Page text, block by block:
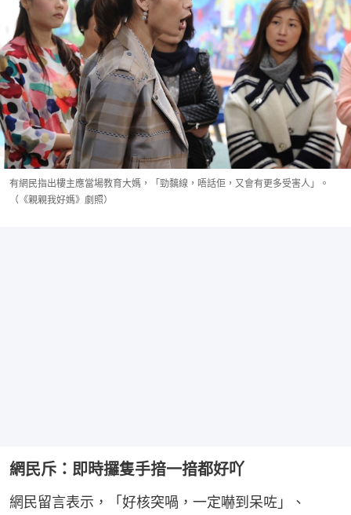
有網民指出樓主應當場教育大媽，「勁黐線，唔話佢，又會有更多受害人」。
（《親親我好媽》劇照）
網民斥：即時攞隻手揞一揞都好吖
網民留言表示，「好核突喎，一定嚇到呆咗」、